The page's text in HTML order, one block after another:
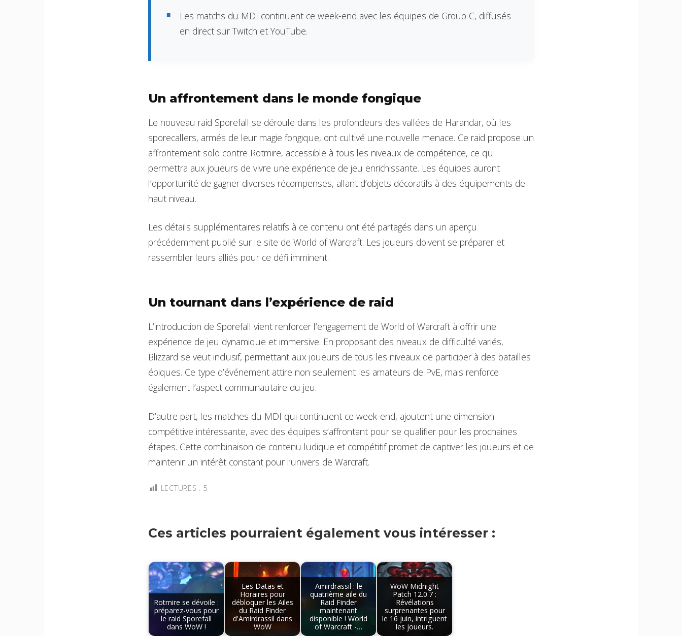
Les matchs du MDI continuent ce week-end avec les équipes de Group C, diffusés
en direct sur Twitch et YouTube.
Un affrontement dans le monde fongique
Le nouveau raid Sporefall se déroule dans les profondeurs des vallées de Harandar, où les
sporecallers, armés de leur magie fongique, ont cultivé une nouvelle menace. Ce raid propose un
affrontement solo contre Rotmire, accessible à tous les niveaux de compétence, ce qui
permettra aux joueurs de vivre une expérience de jeu enrichissante. Les équipes auront
l’opportunité de gagner diverses récompenses, allant d’objets décoratifs à des équipements de
haut niveau.
Les détails supplémentaires relatifs à ce contenu ont été partagés dans un aperçu
précédemment publié sur le site de World of Warcraft. Les joueurs doivent se préparer et
rassembler leurs alliés pour ce défi imminent.
Un tournant dans l’expérience de raid
L’introduction de Sporefall vient renforcer l’engagement de World of Warcraft à offrir une
expérience de jeu dynamique et immersive. En proposant des niveaux de difficulté variés,
Blizzard se veut inclusif, permettant aux joueurs de tous les niveaux de participer à des batailles
épiques. Ce type d’événement attire non seulement les amateurs de PvE, mais renforce
également l’aspect communautaire du jeu.
D’autre part, les matches du MDI qui continuent ce week-end, ajoutent une dimension
compétitive intéressante, avec des équipes s’affrontant pour se qualifier pour les prochaines
étapes. Cette combinaison de contenu ludique et compétitif promet de captiver les joueurs et de
maintenir un intérêt constant pour l’univers de Warcraft.
LECTURES : 5
Ces articles pourraient également vous intéresser :
Rotmire se dévoile :
préparez-vous pour
le raid Sporefall
dans WoW !
Les Datas et
Horaires pour
débloquer les Ailes
du Raid Finder
d'Amirdrassil dans
WoW
Amirdrassil : le
quatrième aile du
Raid Finder
maintenant
disponible ! World
of Warcraft -…
WoW Midnight
Patch 12.0.7 :
Révélations
surprenantes pour
le 16 juin, intriguent
les joueurs.